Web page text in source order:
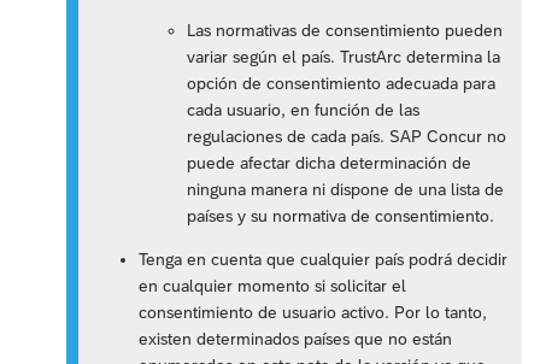
Las normativas de consentimiento pueden
variar según el país. TrustArc determina la
opción de consentimiento adecuada para
cada usuario, en función de las
regulaciones de cada país. SAP Concur no
puede afectar dicha determinación de
ninguna manera ni dispone de una lista de
países y su normativa de consentimiento.
Tenga en cuenta que cualquier país podrá decidir
en cualquier momento si solicitar el
consentimiento de usuario activo. Por lo tanto,
existen determinados países que no están